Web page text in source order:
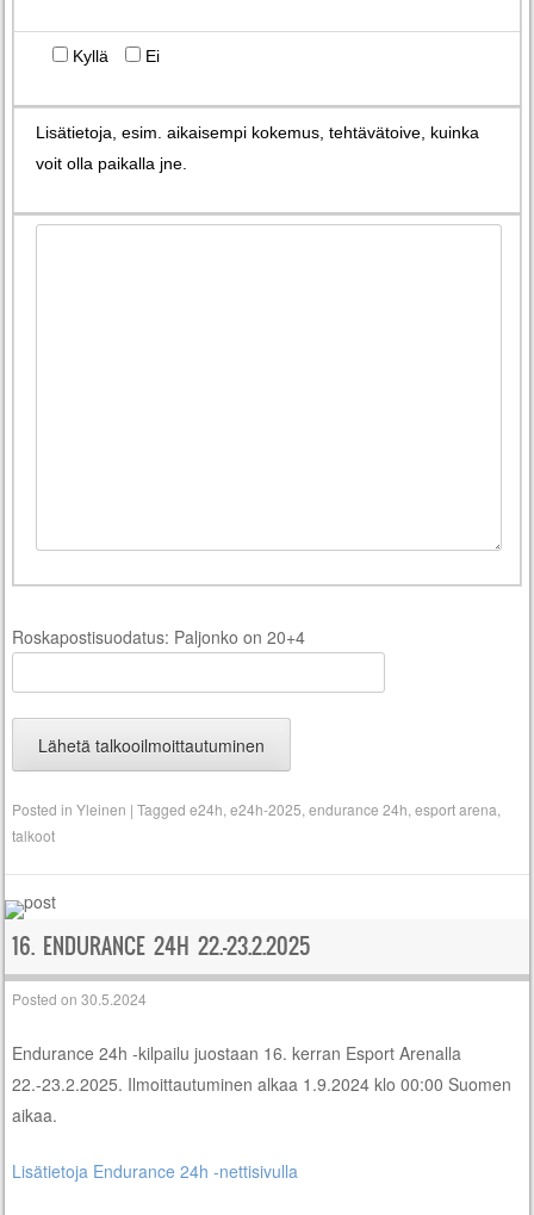
Kyllä Ei
Lisätietoja, esim. aikaisempi kokemus, tehtävätoive, kuinka
voit olla paikalla jne.
Roskapostisuodatus: Paljonko on 20+4
Posted inYleinen |Taggede24h ,e24h-2025 ,endurance 24h ,esport arena
talkoot
16. ENDURANCE 24H 22.-23.2.2025
Posted on30.5.2024
Endurance 24h -kilpailu juostaan 16. kerran Esport Arenalla
22.-23.2.2025. Ilmoittautuminen alkaa 1.9.2024 klo 00:00 Suomen
aikaa.
Lisätietoja Endurance 24h -nettisivulla